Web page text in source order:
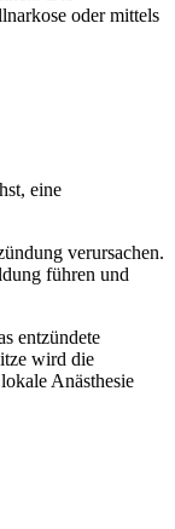
oder mittels
eine
verursachen.
führen und
entzündete
wird die
Anästhesie